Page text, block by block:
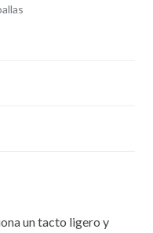
un tacto ligero y